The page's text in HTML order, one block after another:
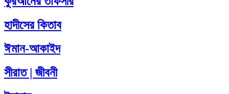
হাদীসের কিতাব
ঈমান-আকাইদ
সীরাত | জীবনী